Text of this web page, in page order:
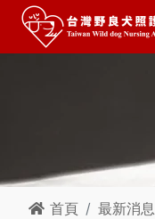
首頁 最新消息